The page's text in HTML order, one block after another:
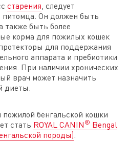
старения, следует
питомца. Он должен быть
также быть более
корма для пожилых кошек
для поддержания
аппарата и пребиотики
При наличии хронических
врач может назначить
диеты.
бенгальской кошки
стать ROYAL CANIN ® Bengal
породы).